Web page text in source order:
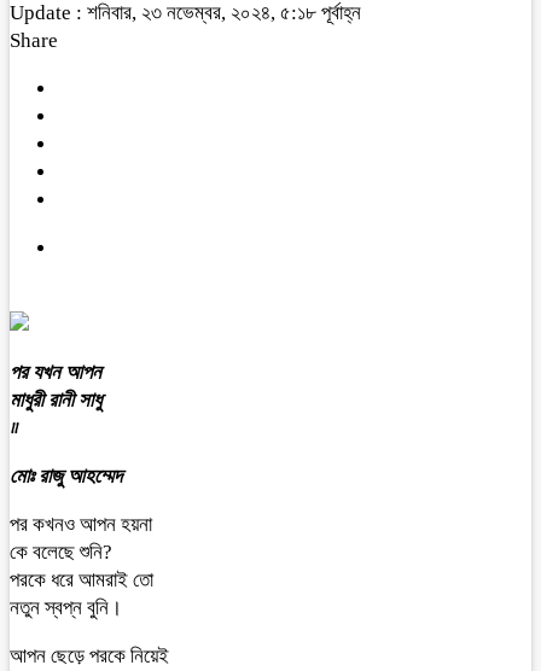
Update : শনিবার, ২৩ নভেম্বর, ২০২৪, ৫:১৮ পূর্বাহ্ন
Share
পর যখন আপন
মাধুরী রানী সাধু
৷৷
মোঃ রাজু আহম্মেদ
পর কখনও আপন হয়না
কে বলেছে শুনি?
পরকে ধরে আমরাই তো
নতুন স্বপ্ন বুনি।
আপন ছেড়ে পরকে নিয়েই